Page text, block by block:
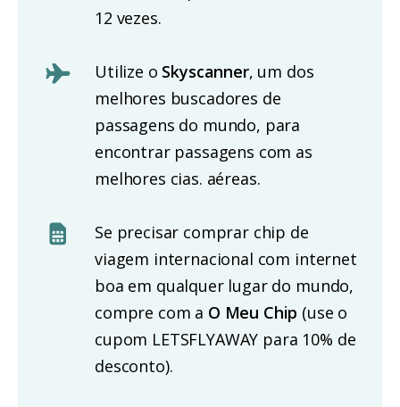
12 vezes.
Utilize o Skyscanner, um dos
melhores buscadores de
passagens do mundo, para
encontrar passagens com as
melhores cias. aéreas.
Se precisar comprar chip de
viagem internacional com internet
boa em qualquer lugar do mundo,
compre com a O Meu Chip (use o
cupom LETSFLYAWAY para 10% de
desconto).